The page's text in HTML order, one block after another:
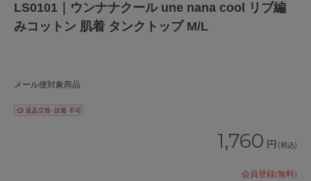
LS0101｜ウンナナクール une nana cool リブ編
みコットン 肌着 タンクトップ M/L
メール便対象商品
1,760 円 (税込)
会員登録(無料)